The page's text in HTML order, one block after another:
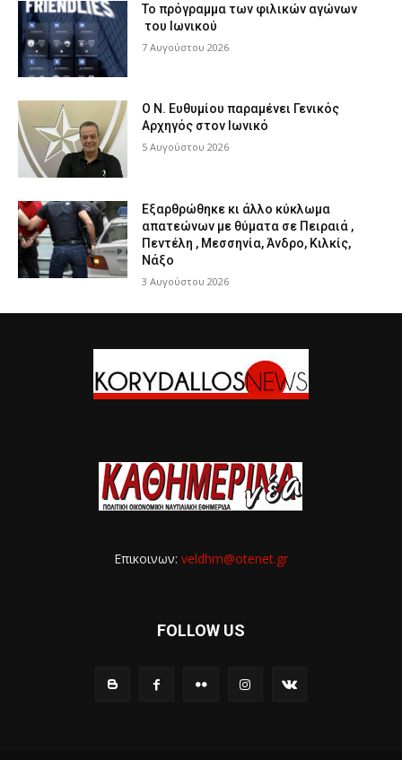
Το πρόγραμμα των φιλικών αγώνων
του Ιωνικού
7 Αυγούστου 2026
Ο Ν. Ευθυμίου παραμένει Γενικός
Αρχηγός στον Ιωνικό
5 Αυγούστου 2026
Εξαρθρώθηκε κι άλλο κύκλωμα
απατεώνων με θύματα σε Πειραιά ,
Πεντέλη , Μεσσηνία, Άνδρο, Κιλκίς,
Νάξο
3 Αυγούστου 2026
Επικοινων: veldhm@otenet.gr
FOLLOW US